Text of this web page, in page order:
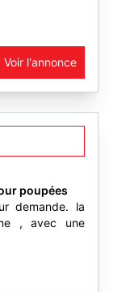
Voir l'annonce
poupées
demande. la
, avec une